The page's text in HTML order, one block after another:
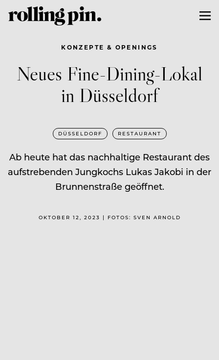
KONZEPTE & OPENINGS
Neues Fine-Dining-Lokal
in Düsseldorf
DÜSSELDORF RESTAURANT
Ab heute hat das nachhaltige Restaurant des
aufstrebenden Jungkochs Lukas Jakobi in der
Brunnenstraße geöffnet.
OKTOBER 12, 2023 | FOTOS: SVEN ARNOLD